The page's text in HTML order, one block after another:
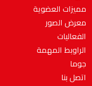
مميزات العضوية
معرض الصور
الفعاليات
الراوبط المهمة
جوما
اتصل بنا